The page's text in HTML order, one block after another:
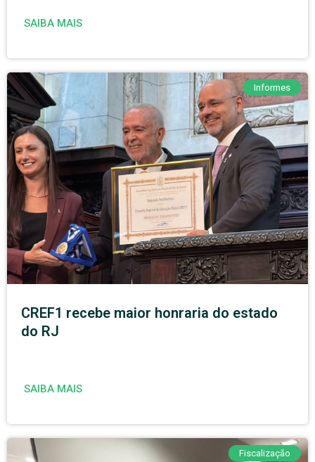
SAIBA MAIS
Informes
CREF1 recebe maior honraria do estado
do RJ
SAIBA MAIS
Fiscalização